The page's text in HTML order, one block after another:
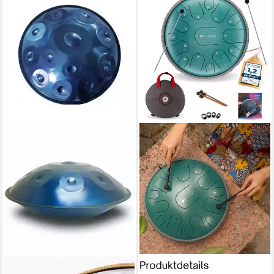
SONODRUM